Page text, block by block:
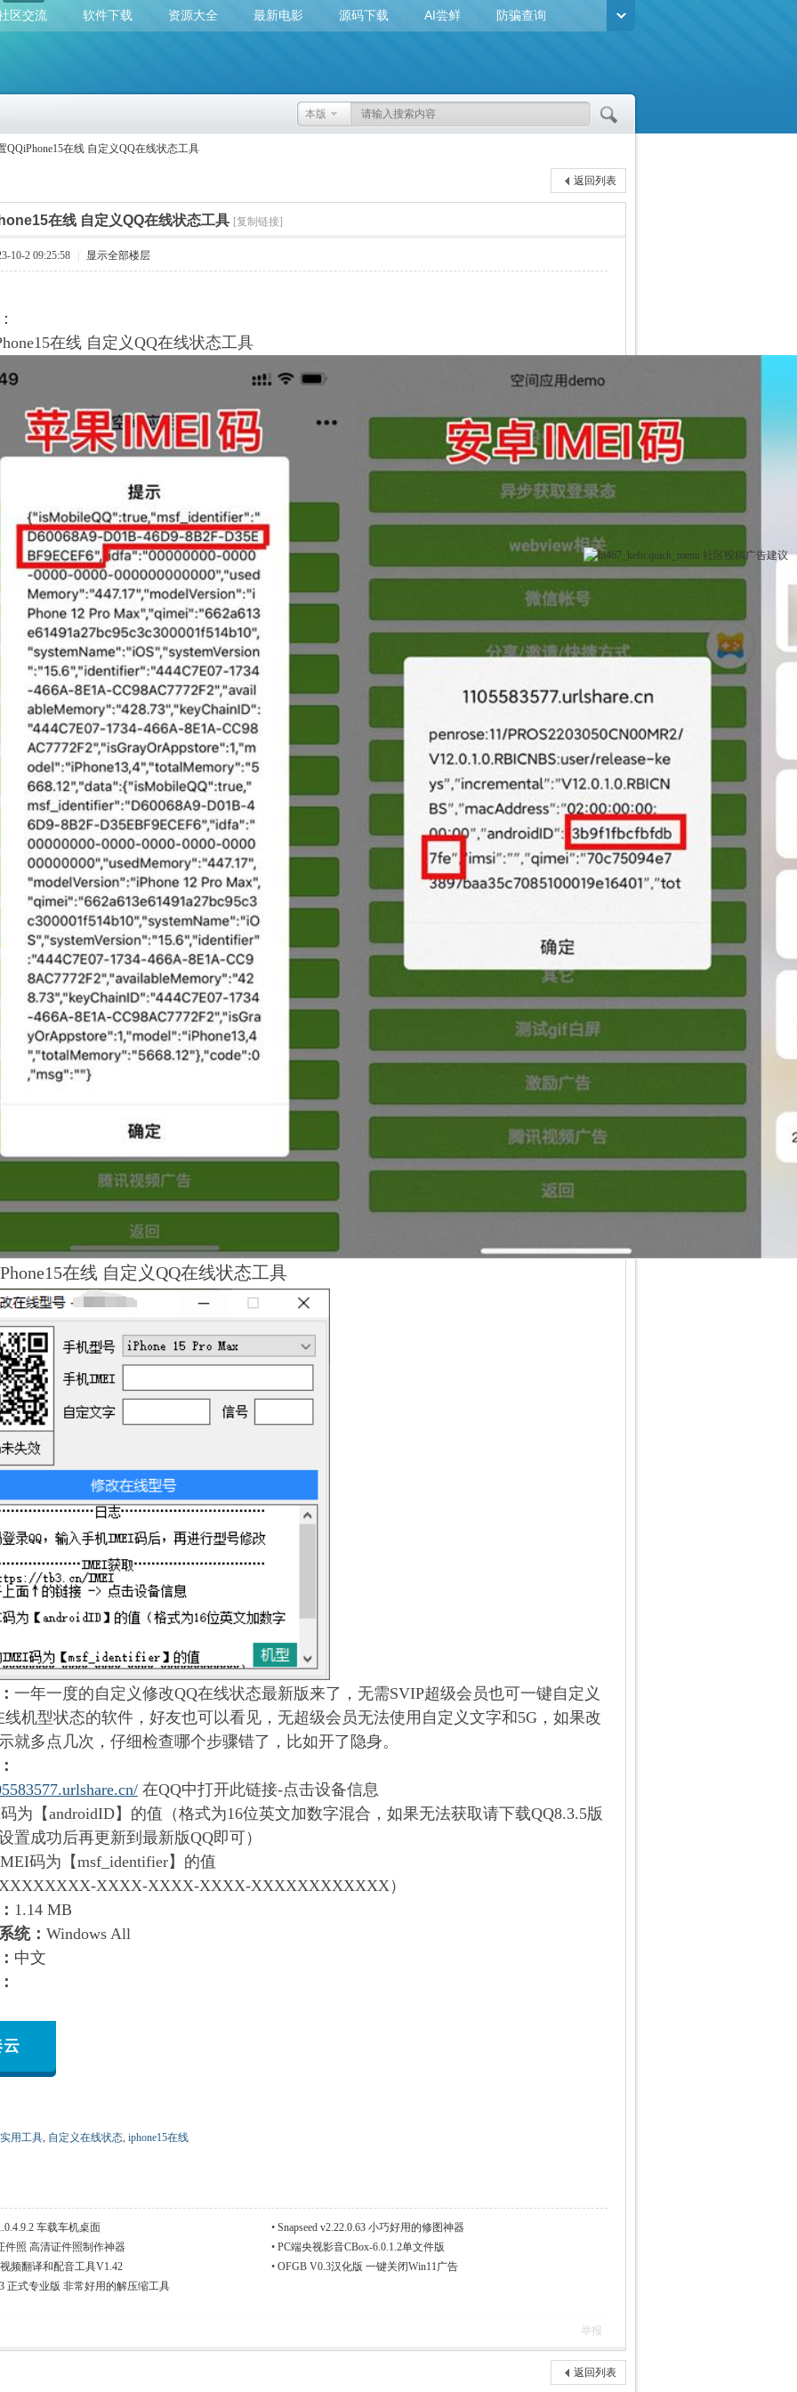
区交流 软件下载 资源大全 最新电影 源码下载 AI尝鲜 防骗查询
本版
QQiPhone15在线 自定义QQ在线状态工具
返回列表
在线 自定义QQ在线状态工具 [复制链接]
10-2 09:25:58 显示全部楼层
在线 自定义QQ在线状态工具
在线 自定义QQ在线状态工具
一年一度的自定义修改QQ在线状态最新版来了，无需SVIP超级会员也可一键自定义
线机型状态的软件，好友也可以看见，无超级会员无法使用自定义文字和5G，如果改
就多点几次，仔细检查哪个步骤错了，比如开了隐身。
在QQ中打开此链接-点击设备信息
为【androidID】的值（格式为16位英文加数字混合，如果无法获取请下载QQ8.3.5版
置成功后再更新到最新版QQ即可）
码为【msf_identifier】的值
XXXX-XXXX-XXXX-XXXXXXXXXXXX）
1.14 MB
统： Windows All
中文
实用工具, 自定义在线状态, iphone15在线
车载车机桌面 • Snapseed v2.22.0.63 小巧好用的修图神器
件照 高清证件照制作神器
• PC端央视影音CBox-6.0.1.2单文件版
视频翻译和配音工具V1.42
• OFGB V0.3汉化版 一键关闭Win11广告
正式专业版 非常好用的解压缩工具
举报
返回列表
社区投稿广告建议